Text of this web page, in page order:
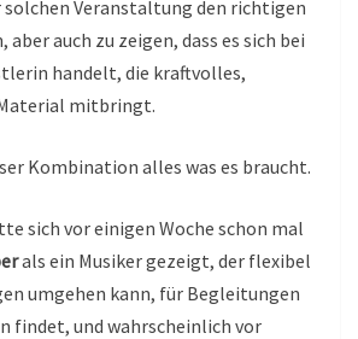
Veranstaltung den richtigen
aber auch zu zeigen, dass es sich bei
handelt, die kraftvolles,
mitbringt.
Kombination alles was es braucht.
sich vor einigen Woche schon mal
als ein Musiker gezeigt, der flexibel
umgehen kann, für Begleitungen
findet, und wahrscheinlich vor